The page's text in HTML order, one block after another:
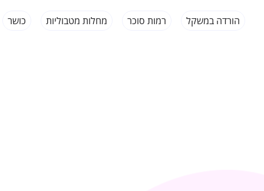
הורדה במשקל רמות סוכר מחלות מטבוליות כושר